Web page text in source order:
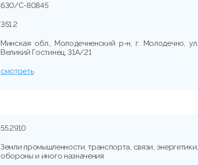
630/C-80845
351.2
Минская обл., Молодечненский р-н, г. Молодечно, ул.
Великий Гостинец, 31А/21
смотреть
55.2910
Земли промышленности, транспорта, связи, энергетики,
обороны и иного назначения